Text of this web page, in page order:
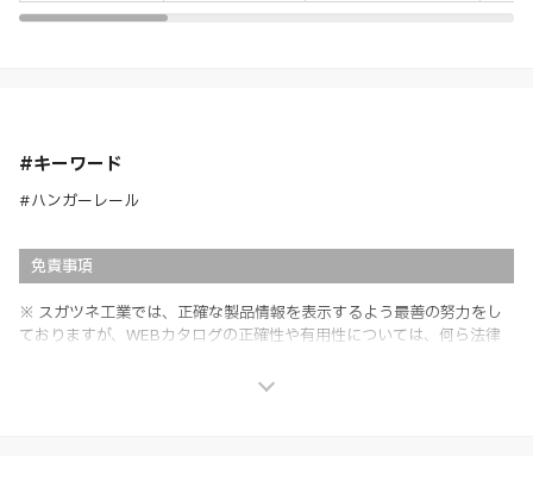
#キーワード
#ハンガーレール
免責事項
※ スガツネ工業では、正確な製品情報を表示するよう最善の努力をし
ておりますが、WEBカタログの正確性や有用性については、何ら法律